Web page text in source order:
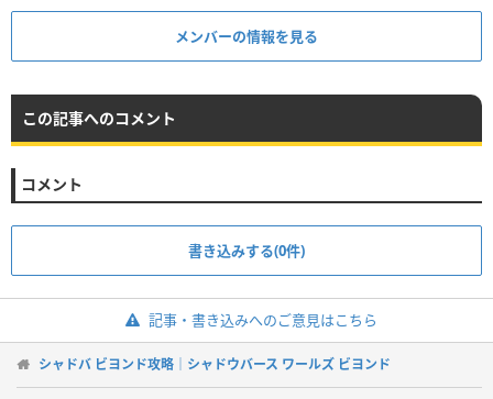
メンバーの情報を見る
この記事へのコメント
コメント
書き込みする(0件)
記事・書き込みへのご意見はこちら
シャドバ ビヨンド攻略｜シャドウバース ワールズ ビヨンド